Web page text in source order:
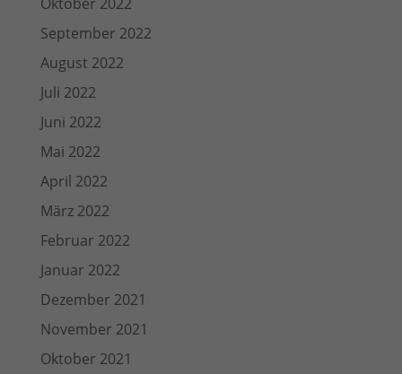
September 2022
August 2022
Juli 2022
Juni 2022
Mai 2022
April 2022
März 2022
Februar 2022
Januar 2022
Dezember 2021
November 2021
Oktober 2021